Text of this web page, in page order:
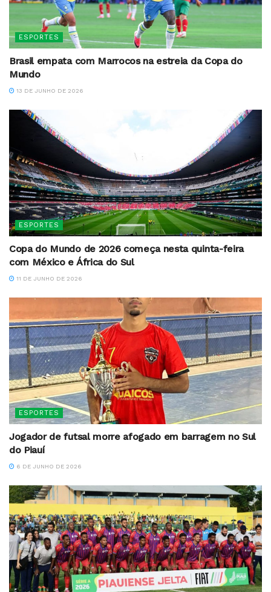
ESPORTES
Brasil empata com Marrocos na estreia da Copa do
Mundo
13 DE JUNHO DE 2026
ESPORTES
Copa do Mundo de 2026 começa nesta quinta-feira
com México e África do Sul
11 DE JUNHO DE 2026
ESPORTES
Jogador de futsal morre afogado em barragem no Sul
do Piauí
6 DE JUNHO DE 2026